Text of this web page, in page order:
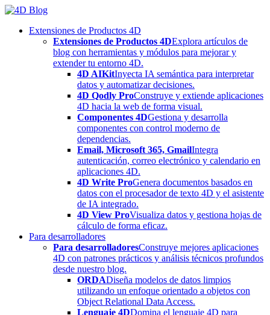
Skip
contentExtensiones de Productos 4D
Extensiones de Productos 4DExplora artículos de
blog con herramientas y módulos para mejorar y
extender tu entorno 4D.
4D AIKitInyecta IA semántica para interpretar
datos y automatizar decisiones.
4D Qodly ProConstruye y extiende aplicaciones
4D hacia la web de forma visual.
Componentes 4DGestiona y desarrolla
componentes con control moderno de
dependencias.
Email, Microsoft 365, GmailIntegra
autenticación, correo electrónico y calendario en
aplicaciones 4D.
4D Write ProGenera documentos basados en
datos con el procesador de texto 4D y el asistente
de IA integrado.
4D View ProVisualiza datos y gestiona hojas de
cálculo de forma eficaz.
Para desarrolladores
Para desarrolladoresConstruye mejores aplicaciones
4D con patrones prácticos y análisis técnicos profundos
desde nuestro blog.
ORDADiseña modelos de datos limpios
utilizando un enfoque orientado a objetos con
Object Relational Data Access.
Lenguaje 4DDomina el lenguaje 4D para